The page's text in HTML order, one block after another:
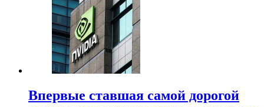
Впервые ставшая самой дорогой